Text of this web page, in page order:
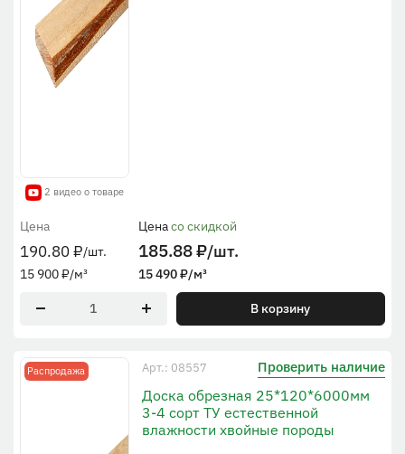
2 видео о товаре
Цена
190.80₽/шт.
15 900₽/м³
Ценасо скидкой
185.88₽/шт.
15 490₽/м³
В корзину
Распродажа Арт.: 08557 Проверить наличие
Доска обрезная 25*120*6000мм
3-4 сорт ТУ естественной
влажности хвойные породы